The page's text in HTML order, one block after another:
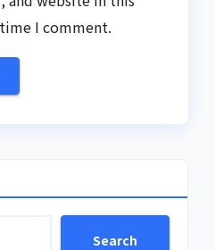
I comment.
Search